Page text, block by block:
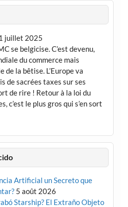
juillet 2025
se belgicise. C’est devenu,
du commerce mais
de la bêtise. L’Europe va
de sacrées taxes sur ses
de rire ! Retour à la loi du
c’est le plus gros qui s’en sort
Artificial un Secreto que
5 août 2026
Starship? El Extraño Objeto